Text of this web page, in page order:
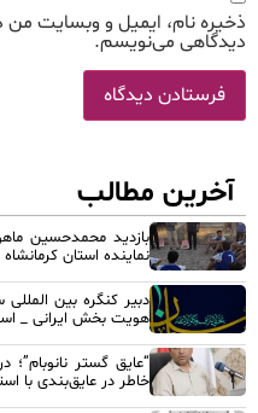
ذخیره نام، ایمیل و وبسایت من
دیدگاهی می‌نویسم.
آخرین مطالب
بازدید محمدحسین
نماینده استان
دبیر کنگره بین
هویت بخش ایرانی _
“عایق گستر
خاطر در عایق‌بندی با